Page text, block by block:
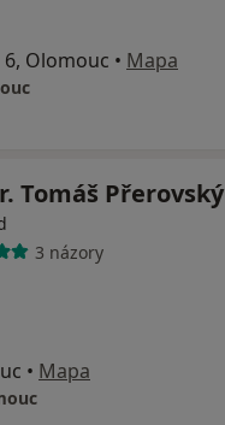
Olomouc • Mapa
Tomáš Přerovský
3 názory
• Mapa